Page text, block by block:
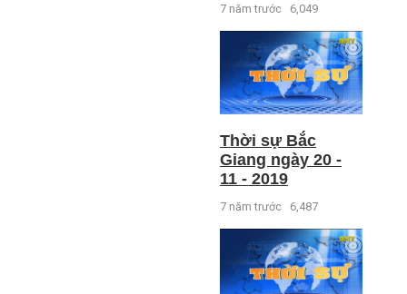
7 năm trước 6,049
Thời sự Bắc
Giang ngày 20 -
11 - 2019
7 năm trước 6,487